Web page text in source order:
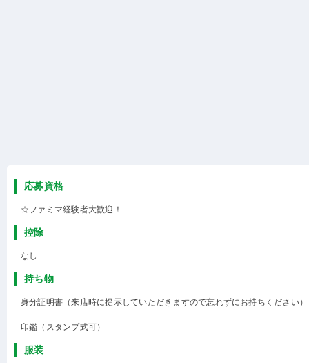
応募資格
☆ファミマ経験者大歓迎！
控除
なし
持ち物
身分証明書（来店時に提示していただきますので忘れずにお持ちください）
印鑑（スタンプ式可）
服装